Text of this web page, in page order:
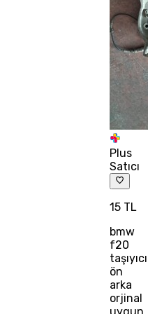
Plus
Satıcı
15 TL
bmw
f20
taşıyıcı
ön
arka
orjinal
uygun